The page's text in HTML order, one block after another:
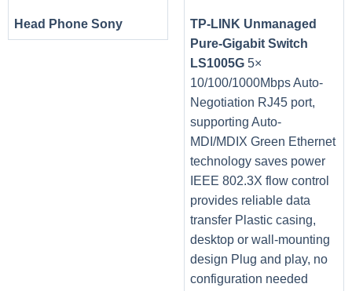
Giao tiếp không
802.11a/b/g/n/acR2+ax wireless LAN; 2×2
2 x USB 3.2, 1 x USB Type C, 1 x USB 2.0, 1
x HDMI, 1 x Ethernet
363.4 (W) x 254.5 (D) x 23.25 (H) mm
Head Phone Sony
TP-LINK Unmanaged
Pure-Gigabit Switch
LS1005G5×
10/100/1000Mbps Auto-
Negotiation RJ45 port,
supporting Auto-
MDI/MDIX Green Ethernet
technology saves power
IEEE 802.3X flow control
provides reliable data
transfer Plastic casing,
desktop or wall-mounting
design Plug and play, no
configuration needed